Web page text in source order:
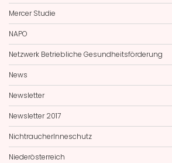
Mercer Studie
NAPO
Netzwerk Betriebliche Gesundheitsförderung
News
Newsletter
Newsletter 2017
NichtraucherInneschutz
Niederösterreich